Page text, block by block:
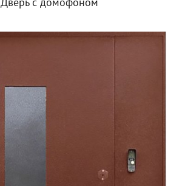
Дверь с домофоном